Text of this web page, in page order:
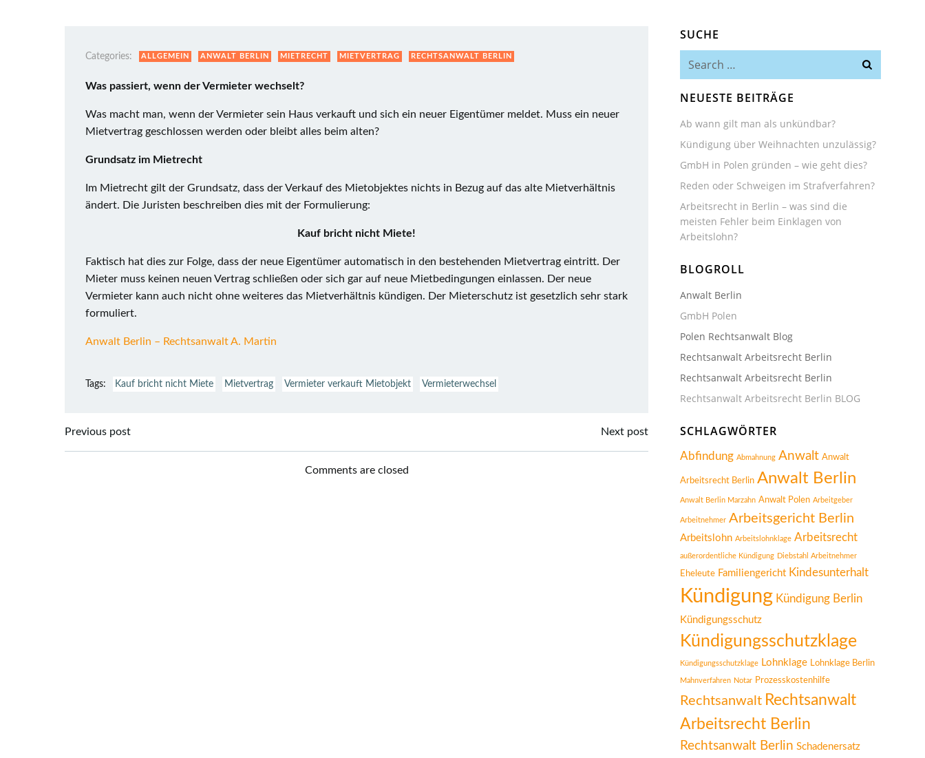
Categories: ALLGEMEIN ANWALT BERLIN MIETRECHT MIETVERTRAG RECHTSANWALT BERLIN
Was passiert, wenn der Vermieter wechselt?
Was macht man, wenn der Vermieter sein Haus verkauft und sich ein neuer Eigentümer meldet. Muss ein neuer
Mietvertrag geschlossen werden oder bleibt alles beim alten?
Grundsatz im Mietrecht
Im Mietrecht gilt der Grundsatz, dass der Verkauf des Mietobjektes nichts in Bezug auf das alte Mietverhältnis
ändert. Die Juristen beschreiben dies mit der Formulierung:
Kauf bricht nicht Miete!
Faktisch hat dies zur Folge, dass der neue Eigentümer automatisch in den bestehenden Mietvertrag eintritt. Der
Mieter muss keinen neuen Vertrag schließen oder sich gar auf neue Mietbedingungen einlassen. Der neue
Vermieter kann auch nicht ohne weiteres das Mietverhältnis kündigen. Der Mieterschutz ist gesetzlich sehr stark
formuliert.
Anwalt Berlin – Rechtsanwalt A. Martin
Tags: Kauf bricht nicht Miete Mietvertrag Vermieter verkauft Mietobjekt Vermieterwechsel
Beitragsnavigation
Previous post Next post
Comments are closed
SUCHE
NEUESTE BEITRÄGE
Ab wann gilt man als unkündbar?
Kündigung über Weihnachten unzulässig?
GmbH in Polen gründen – wie geht dies?
Reden oder Schweigen im Strafverfahren?
Arbeitsrecht in Berlin – was sind die
meisten Fehler beim Einklagen von
Arbeitslohn?
BLOGROLL
Anwalt Berlin
GmbH Polen
Polen Rechtsanwalt Blog
Rechtsanwalt Arbeitsrecht Berlin
Rechtsanwalt Arbeitsrecht Berlin
Rechtsanwalt Arbeitsrecht Berlin BLOG
SCHLAGWÖRTER
Abfindung Abmahnung Anwalt Anwalt
Arbeitsrecht Berlin Anwalt Berlin
Anwalt Berlin Marzahn Anwalt Polen Arbeitgeber
Arbeitnehmer Arbeitsgericht Berlin
Arbeitslohn Arbeitslohnklage Arbeitsrecht
außerordentliche Kündigung Diebstahl Arbeitnehmer
Eheleute Familiengericht Kindesunterhalt
Kündigung Kündigung Berlin
Kündigungsschutz
Kündigungsschutzklage
Kündigungsschutzklage Lohnklage Lohnklage Berlin
Mahnverfahren Notar Prozesskostenhilfe
Rechtsanwalt Rechtsanwalt
Arbeitsrecht Berlin
Rechtsanwalt Berlin Schadenersatz